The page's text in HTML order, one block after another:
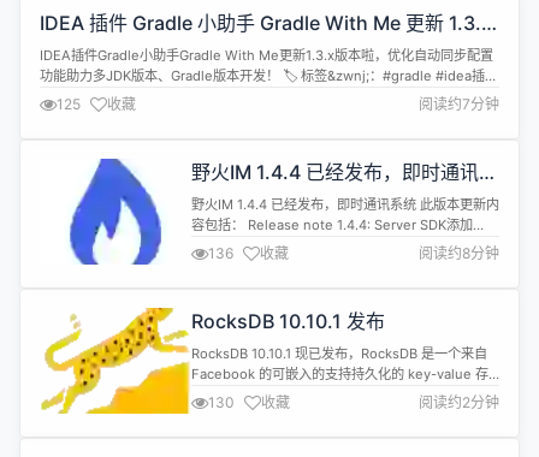
的改成了微服务）。...
IDEA 插件 Gradle 小助手 Gradle With Me 更新 1.3.x
版本啦，优化自动同步配置功能助力多 JDK 版本、
Gradle 版本开发！
IDEA插件Gradle小助手Gradle With Me更新1.3.x版本啦，优化自动同步配置
功能助力多JDK版本、Gradle版本开发！ 🏷️ 标签&zwnj;：#gradle #idea插件
#IDEA高效开发工具 #java #nexus #gpvp #GradleWithMe #GradleUpdate
#JDK切换 #GradleBuil...
125 收藏 阅读约7分钟
野火IM 1.4.4 已经发布，即时通讯系
统
野火IM 1.4.4 已经发布，即时通讯系统 此版本更新内
容包括： Release note 1.4.4: Server SDK添加
mesh相关修改 添加设置好友Extra的接口。 解决创
建账户时，没有传昵称使用了账户的问题。 添加获取
用户机器人列表的Server API。 机器人回调消息中
136 收藏 阅读约8分钟
RocksDB 10.10.1 发布
RocksDB 10.10.1 现已发布，RocksDB 是一个来自
Facebook 的可嵌入的支持持久化的 key-value 存
储系统，也可作为 C/S 模式下的存储数据库，基于
LevelDB 构建。更新内容如下： 错误修复 修复了
best-efforts recovery中的一个错误，该错误会导
130 收藏 阅读约2分钟